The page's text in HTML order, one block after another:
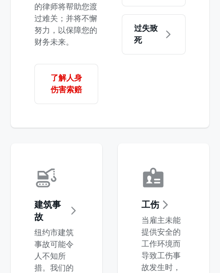
的律师将帮助您渡
过难关；并将不懈
努力，以保障您的
财务未来。
了解人身
伤害索赔
过失致
死
建筑事
故
纽约市建筑
事故可能令
人不知所
措。我们的
工伤
当雇主未能
提供安全的
工作环境而
导致工伤事
故发生时，